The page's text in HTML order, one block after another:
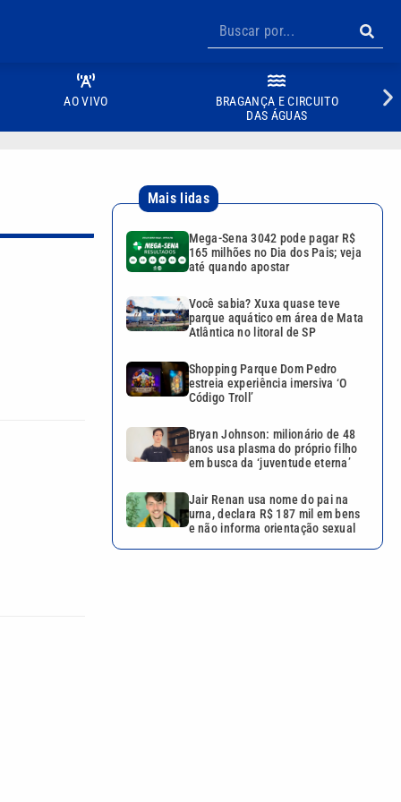
AO VIVO
BRAGANÇA E CIRCUITO
DAS ÁGUAS
Mais lidas
Mega-Sena 3042 pode pagar R$
165 milhões no Dia dos Pais; veja
até quando apostar
Você sabia? Xuxa quase teve
parque aquático em área de Mata
Atlântica no litoral de SP
Shopping Parque Dom Pedro
estreia experiência imersiva ‘O
Código Troll’
Bryan Johnson: milionário de 48
anos usa plasma do próprio filho
em busca da ‘juventude eterna’
Jair Renan usa nome do pai na
urna, declara R$ 187 mil em bens
e não informa orientação sexual